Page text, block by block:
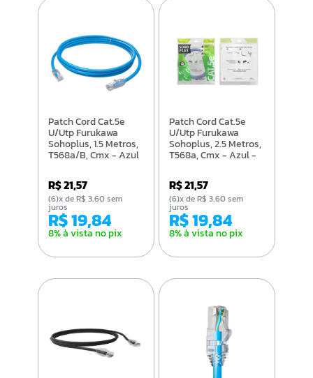
Patch Cord Cat.5e
U/Utp Furukawa
Sohoplus, 1.5 Metros,
T568a/B, Cmx - Azul
R$ 21,57
R$ 19,84
8% à vista no pix
(6)x de R$ 3,60 sem
juros
Patch Cord Cat.5e
U/Utp Furukawa
Sohoplus, 2.5 Metros,
T568a, Cmx - Azul -
R$ 21,57
R$ 19,84
8% à vista no pix
(6)x de R$ 3,60 sem
juros